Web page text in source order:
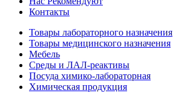
Контакты
Товары лабораторного назначения
Товары медицинского назначения
Мебель
Среды и ЛАЛ-реактивы
Посуда химико-лабораторная
Химическая продукция